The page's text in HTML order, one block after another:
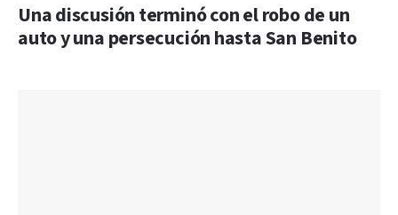
Una discusión terminó con el robo de un
auto y una persecución hasta San Benito